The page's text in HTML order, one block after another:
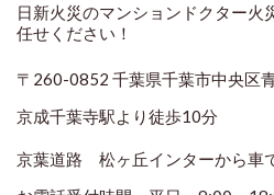
日新火災のマンションドクター火
任せください！
〒260-0852 千葉県千葉市中央区
京成千葉寺駅より徒歩10分
京葉道路 松ヶ丘インターから車